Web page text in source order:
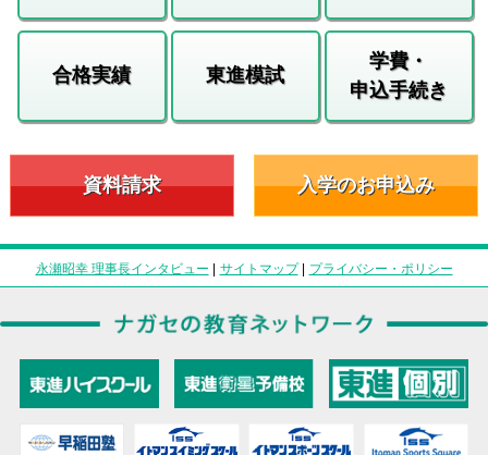
合格実績 東進模試
学費・
申込手続き
資料請求 入学のお申込み
永瀬昭幸 理事長インタビュー | サイトマップ| プライバシー・ポリシー